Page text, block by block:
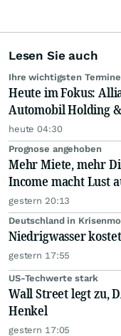
Lesen Sie auch
Ihre wichtigsten Termine
Heute im Fokus:
Automobil Holding
heute 04:30
Prognose angehoben
Mehr Miete, mehr
Income macht Lust
gestern 20:13
Deutschland in
Niedrigwasser
gestern 17:55
US-Techwerte stark
Wall Street legt zu,
Henkel
gestern 17:05